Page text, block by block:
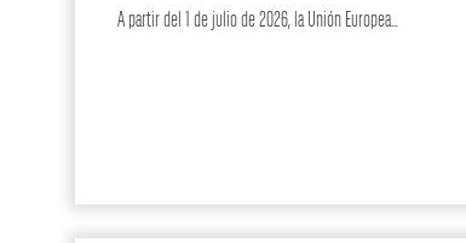
A partir del 1 de julio de 2026, la Unión Europea…